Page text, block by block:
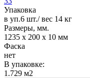
Упаковка
в уп.6 шт./ вес 14 кг
Размеры, мм.
1235 х 200 х 10 мм
Фаска
нет
В упаковке:
1.729 м2